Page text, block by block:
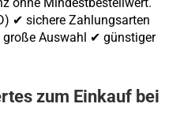
✔ sichere Zahlungsarten
Auswahl ✔ günstiger
zum Einkauf bei